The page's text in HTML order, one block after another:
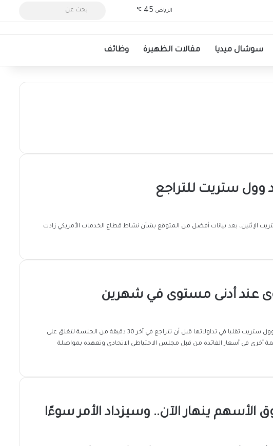
الرياض 45
℃ تسجيل الدخول
الوضع المظلم
بحث
سوشال ميديا مقالات الظهيرة وظائف
وول ستريت للتراجع
الإثنين، بعد بيانات أفضل من المتوقع بشأن نشاط قطاع الخدمات الأمريكي زادت
عند أدنى مستوى في شهرين
واشنطن- الظهيرة: شهدت المؤشرات الرئيسية في بورصة وول ستريت تقلبا في تداولاتها قبل أن تتراجع في آخر 30 دقيقة من الجلسة لتغلق على
في أسعار الفائدة من قبل مجلس الاحتياطي الاتحادي وتعهده بمواصلة
الأسهم ينهار الآن.. وسيزداد الأمر سوءًا